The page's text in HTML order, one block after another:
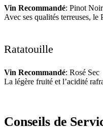
Vin Recommandé: Pinot Noir
Avec ses qualités terreuses,
Ratatouille
Vin Recommandé: Rosé Sec
La légère fruité et l’acidité
Conseils de